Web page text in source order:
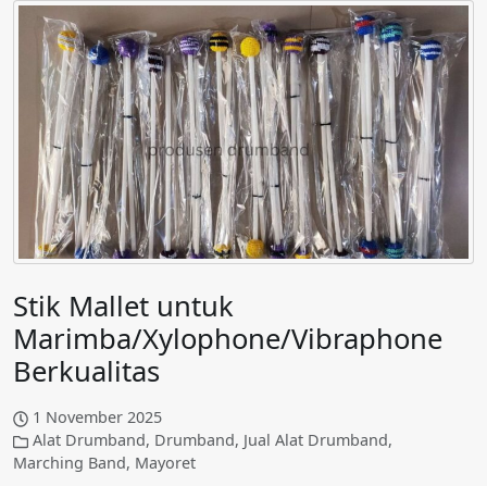
Stik Mallet untuk
Marimba/Xylophone/Vibraphone
Berkualitas
1 November 2025
Alat Drumband, Drumband, Jual Alat Drumband,
Marching Band, Mayoret